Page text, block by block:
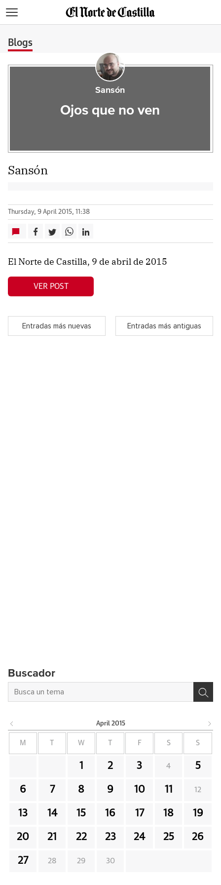
Blogs
Sansón
Ojos que no ven
Sansón
Thursday, 9 April 2015, 11:38
El Norte de Castilla, 9 de abril de 2015
VER POST
Entradas más nuevas Entradas más antiguas
Buscador
April 2015
M W F S S
1 2 3 4 5
6 7 8 9 10 11 12
13 14 15 16 17 18 19
20 21 22 23 24 25 26
27 28 29 30